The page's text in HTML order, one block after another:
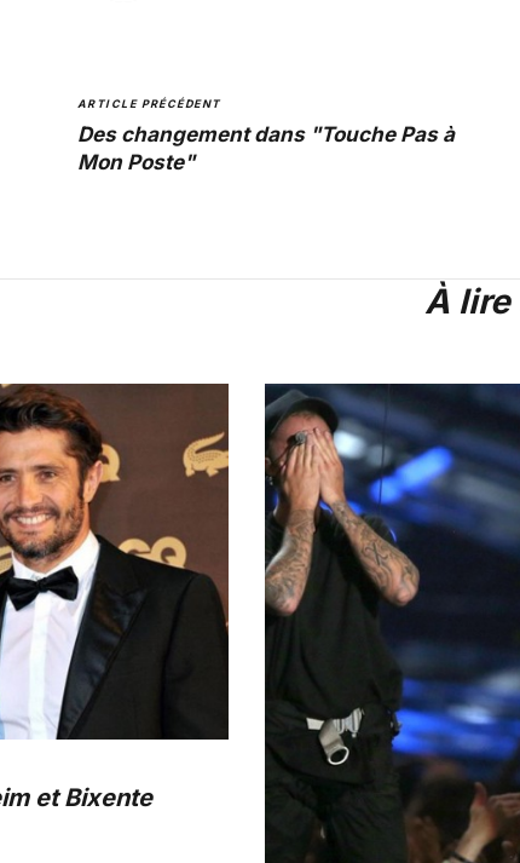
ARTICLE PRÉCÉDENT
Des changement dans "Touche Pas à
Mon Poste"
À lire
et Bixente